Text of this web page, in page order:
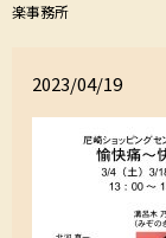
楽事務所
2023/04/19